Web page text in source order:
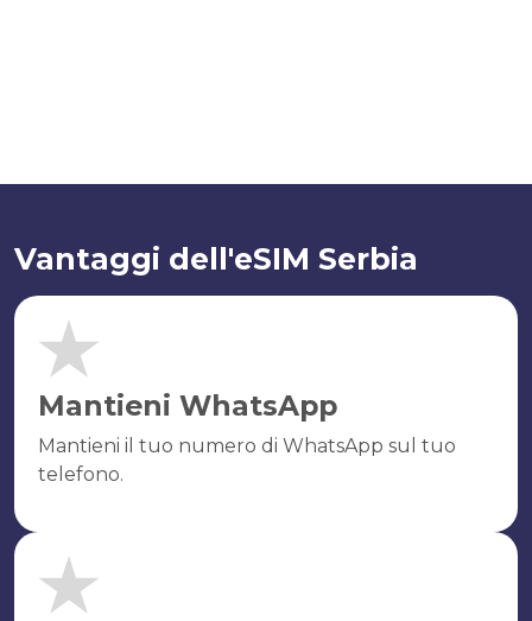
Vantaggi dell'eSIM Serbia
Mantieni WhatsApp
Mantieni il tuo numero di WhatsApp sul tuo
telefono.